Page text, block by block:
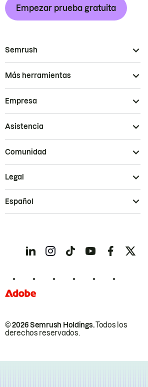
Empezar prueba gratuita
Semrush
Más herramientas
Empresa
Asistencia
Comunidad
© 2026 Semrush Holdings.Todos los
derechos reservados.
Legal
Español